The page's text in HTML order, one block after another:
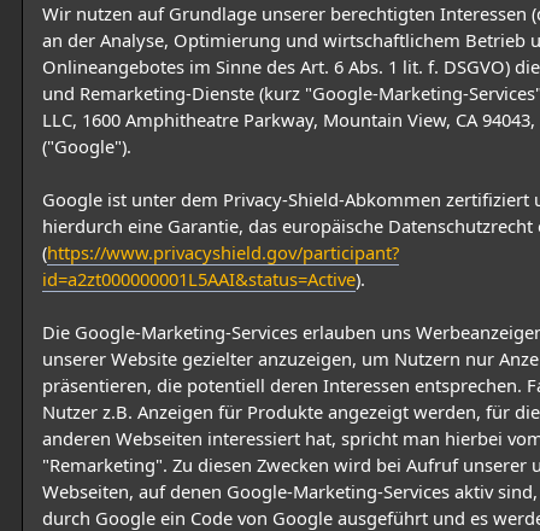
Wir nutzen auf Grundlage unserer berechtigten Interessen
an der Analyse, Optimierung und wirtschaftlichem Betrieb
Onlineangebotes im Sinne des Art. 6 Abs. 1 lit. f. DSGVO)
und Remarketing-Dienste (kurz "Google-Marketing-
LLC, 1600 Amphitheatre Parkway, Mountain View, CA 94043,
("Google").
Google ist unter dem Privacy-Shield-Abkommen zertifiziert
hierdurch eine Garantie, das europäische Datenschutzrecht
(https://www.privacyshield.gov/participant?
id=a2zt000000001L5AAI&status=Active).
Die Google-Marketing-Services erlauben uns
unserer Website gezielter anzuzeigen, um Nutzern nur
präsentieren, die potentiell deren Interessen entsprechen.
Nutzer z.B. Anzeigen für Produkte angezeigt werden, für
anderen Webseiten interessiert hat, spricht man hierbei
"Remarketing". Zu diesen Zwecken wird bei Aufruf unserer
Webseiten, auf denen Google-Marketing-Services aktiv
durch Google ein Code von Google ausgeführt und es